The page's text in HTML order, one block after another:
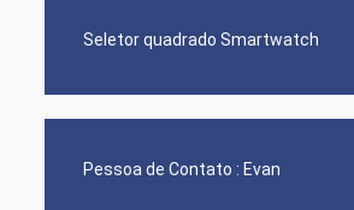
Seletor quadrado Smartwatch
Pessoa de Contato : Evan